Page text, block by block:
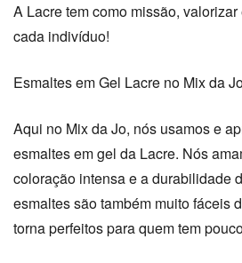
A Lacre tem como missão,
cada indivíduo!
Esmaltes em Gel Lacre no Mix da
Aqui no Mix da Jo, nós usamos e
esmaltes em gel da Lacre. Nós
coloração intensa e a durabilidade
esmaltes são também muito fáceis
torna perfeitos para quem tem